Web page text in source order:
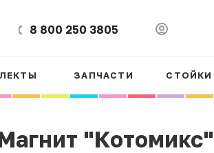
8 800 250 3805
ЗАПЧАСТИ СТОЙКИ
"Котомикс"